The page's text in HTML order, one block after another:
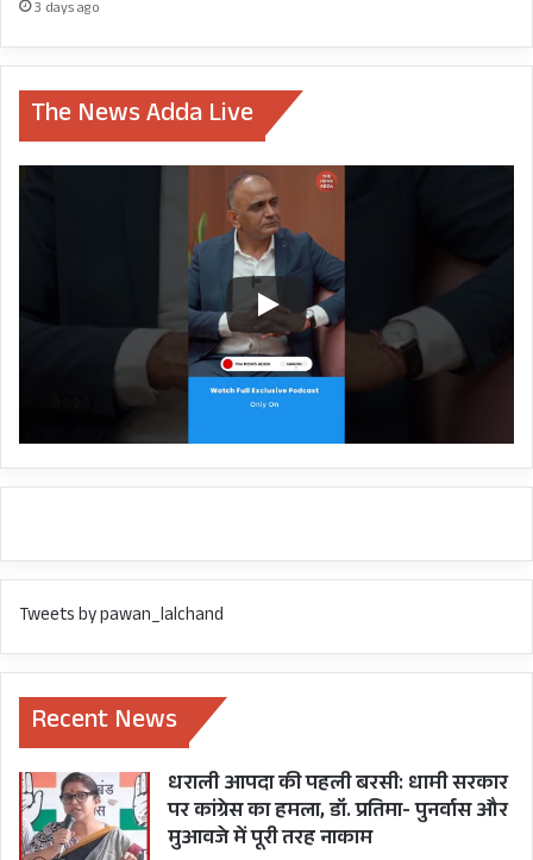
स्वास्थ्य सचिव अमित नेगी
सचिवालय संघ ने सरकार से इन सब अव्यवस्थाओं पर
ध्यानाकर्षण करने का विशेष अनुरोध किया है.
संघ ने मांग की है कि वर्तमान परिस्थितियों में प्रदेश में
कोरोना पीड़ितों की संख्या निरंतर बढ़ने से ये समय
चुनौतीपूर्ण है और सरकार को प्रदेश के नागरिकों, कार्मिकों
और उनके परिवारजनों की गहरी चिंता भी है. लेकिन
कोरोना संक्रमण को रोकने के लिएकार्मिक सेवा संघ के
प्रतिनिधि होने के नाते तथा उससे भी पहले प्रदेश के आम
नागरिक होने के नाते इस विषम परिस्थिति में सभी
कार्मिकों व उनके परिजनों एवं आम जनमानस के जीवन
की रक्षा और महामारी की चेन तोड़ने के लिए 15 दिन के
साथ प्रदेश के सभी अधिकारियों,कार्मिकों, शिक्षकों और
उनके आश्रितों के स्वास्थ्य एवं जीवन की रक्षा कर सकते
हैं.
उत्तराखंड सचिवालय संघ ने वरिष्ठ पत्रकार राजेन्द्र जोशी
और धारचूला विधायक हरीश धामी की पुत्री के निधन पर
गहरा शोक प्रकट किया.
3 days ago
The News Adda Live
Tweets by pawan_lalchand
Recent News
धराली आपदा की पहली बरसी: धामी सरकार
पर कांग्रेस का हमला, डॉ. प्रतिमा- पुनर्वास और
मुआवजे में पूरी तरह नाकाम